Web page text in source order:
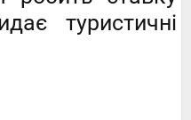
туристичні